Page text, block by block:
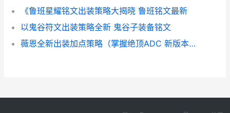
《鲁班星耀铭文出装策略大揭晓 鲁班铭文最新
以鬼谷符文出装策略全新 鬼谷子装备铭文
薇恩全新出装加点策略（掌握绝顶ADC 新版本薇恩出装2020